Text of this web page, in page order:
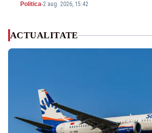
Politica-2 aug. 2026, 15:42
ACTUALITATE